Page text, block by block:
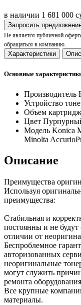
в наличии 1 681 000
Запросить
Не является публичной
обращаться в компанию.
Характеристики
Основные
Производитель
Устройство
Объем
Цвет
Модель Konica
Minolta
Описание
Преимущества
Используя
преимущества:
Стабильная и
постоянны и не будут
отличии от
Беспроблемное
авторизованных
неоригинальные
могут служить
ремонта
Все крупные
материалы.